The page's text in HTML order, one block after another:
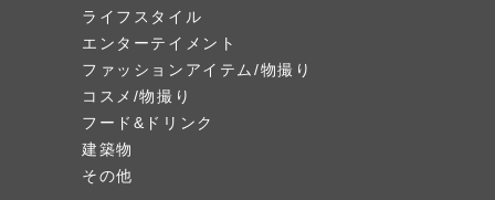
ライフスタイル
エンターテイメント
ファッションアイテム/物撮り
コスメ/物撮り
フード&ドリンク
建築物
その他